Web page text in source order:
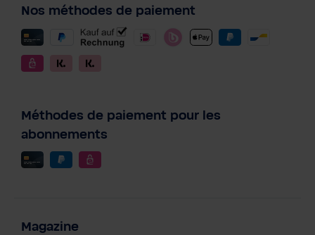
Nos méthodes de paiement
Méthodes de paiement pour les
abonnements
Magazine